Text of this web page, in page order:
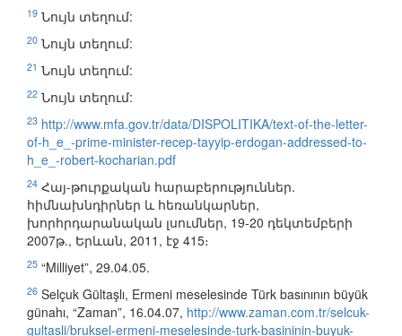
19 Նույն տեղում:
20 Նույն տեղում:
21 Նույն տեղում:
22 Նույն տեղում:
23 http://www.mfa.gov.tr/data/DISPOLITIKA/text-of-the-letter-
of-h_e_-prime-minister-recep-tayyip-erdogan-addressed-to-
h_e_-robert-kocharian.pdf
24 Հայ-թուրքական հարաբերություններ.
հիմնախնդիրներ և հեռանկարներ,
խորհրդարանական լսումներ, 19-20 դեկտեմբերի
2007թ., Երևան, 2011, էջ 415։
25 “Milliyet”, 29.04.05.
26 Selçuk Gültaşlı, Ermeni meselesinde Türk basınının büyük
günahı, “Zaman”, 16.04.07, http://www.zaman.com.tr/selcuk-
gultasli/bruksel-ermeni-meselesinde-turk-basininin-buyuk-